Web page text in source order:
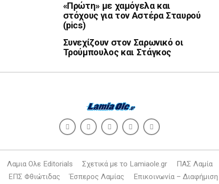
«Πρώτη» με χαμόγελα και
στόχους για τον Αστέρα Σταυρού
(pics)
Συνεχίζουν στον Σαρωνικό οι
Τρούμπουλος και Στάγκος
Λαμια Ολε Editorials Σχετικά με το Lamiaole.gr
ΠΑΣ Λαμία
ΕΠΣ Φθιώτιδας
Έσπερος Λαμίας Επικοινωνία – Διαφήμιση